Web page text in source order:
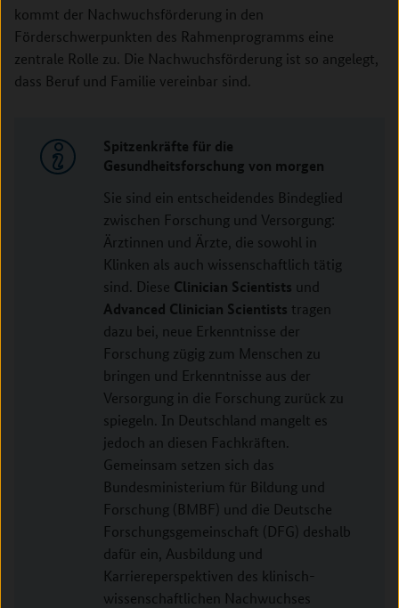
kommt der Nachwuchsförderung in den
Förderschwerpunkten des Rahmenprogramms eine
zentrale Rolle zu. Die Nachwuchsförderung ist so angelegt,
dass Beruf und Familie vereinbar sind.
Spitzenkräfte für die
Gesundheitsforschung von morgen
Sie sind ein entscheidendes Bindeglied
zwischen Forschung und Versorgung:
Ärztinnen und Ärzte, die sowohl in
Klinken als auch wissenschaftlich tätig
sind. Diese Clinician Scientists und
Advanced Clinician Scientists tragen
dazu bei, neue Erkenntnisse der
Forschung zügig zum Menschen zu
bringen und Erkenntnisse aus der
Versorgung in die Forschung zurück zu
spiegeln. In Deutschland mangelt es
jedoch an diesen Fachkräften.
Gemeinsam setzen sich das
Bundesministerium für Bildung und
Forschung (BMBF) und die Deutsche
Forschungsgemeinschaft (DFG) deshalb
dafür ein, Ausbildung und
Karriereperspektiven des klinisch-
wissenschaftlichen Nachwuchses